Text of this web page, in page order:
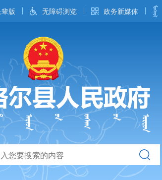
版 无障碍浏览 政务新媒体